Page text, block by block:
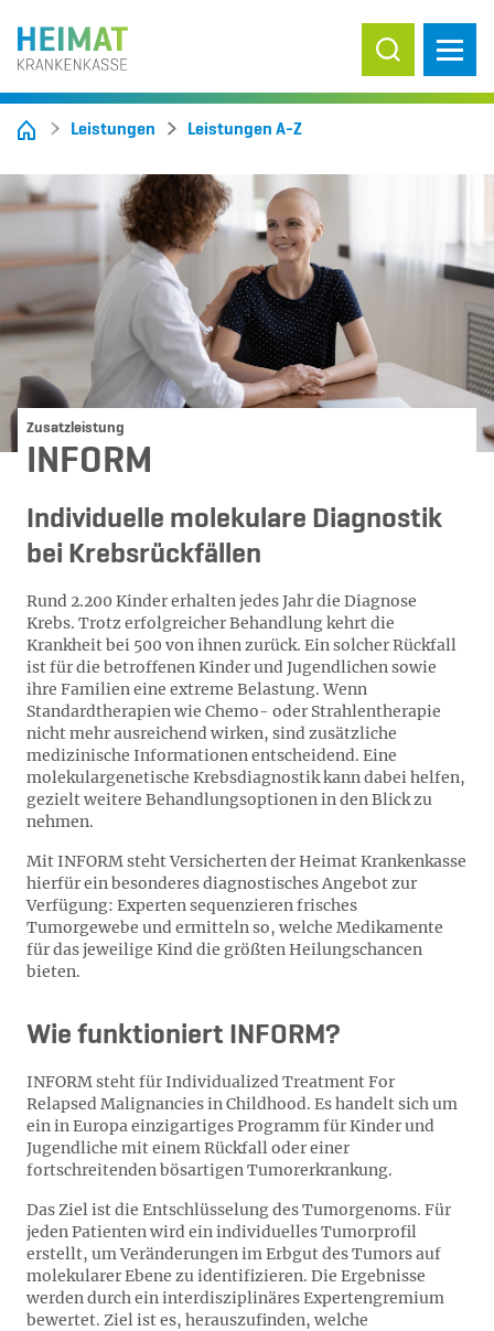
Suche ein-/
Leistungen Leistungen A-Z
Zusatzleistung
INFORM
Individuelle molekulare Diagnostik
bei Krebsrückfällen
Rund 2.200 Kinder erhalten jedes Jahr die Diagnose
Krebs. Trotz erfolgreicher Behandlung kehrt die
Krankheit bei 500 von ihnen zurück. Ein solcher Rückfall
ist für die betroffenen Kinder und Jugendlichen sowie
ihre Familien eine extreme Belastung. Wenn
Standardtherapien wie Chemo- oder Strahlentherapie
nicht mehr ausreichend wirken, sind zusätzliche
medizinische Informationen entscheidend. Eine
molekulargenetische Krebsdiagnostik kann dabei helfen,
gezielt weitere Behandlungsoptionen in den Blick zu
nehmen.
Mit INFORM steht Versicherten der Heimat Krankenkasse
hierfür ein besonderes diagnostisches Angebot zur
Verfügung: Experten sequenzieren frisches
Tumorgewebe und ermitteln so, welche Medikamente
für das jeweilige Kind die größten Heilungschancen
bieten.
Wie funktioniert INFORM?
INFORM steht für Individualized Treatment For
Relapsed Malignancies in Childhood. Es handelt sich um
ein in Europa einzigartiges Programm für Kinder und
Jugendliche mit einem Rückfall oder einer
fortschreitenden bösartigen Tumorerkrankung.
Das Ziel ist die Entschlüsselung des Tumorgenoms. Für
jeden Patienten wird ein individuelles Tumorprofil
erstellt, um Veränderungen im Erbgut des Tumors auf
molekularer Ebene zu identifizieren. Die Ergebnisse
werden durch ein interdisziplinäres Expertengremium
bewertet. Ziel ist es, herauszufinden, welche